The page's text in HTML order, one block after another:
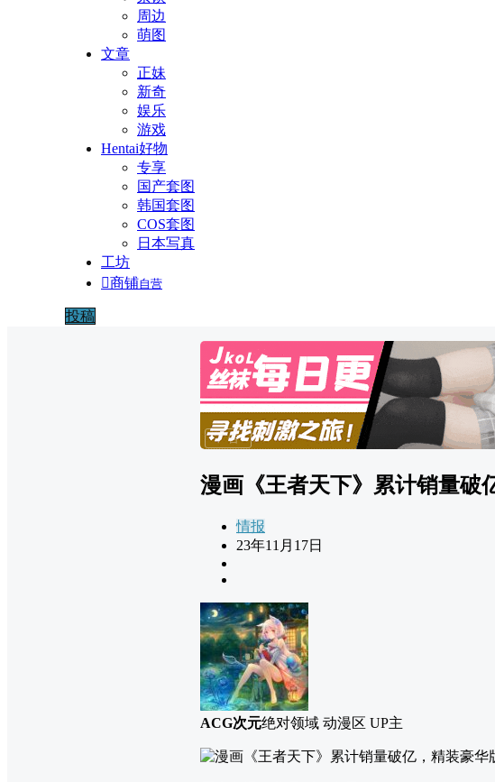
周边
萌图
文章
正妹
新奇
娱乐
游戏
Hentai好物
专享
国产套图
韩国套图
COS套图
日本写真
工坊
商铺自营
投稿
广告
漫画《王者天下》累计销量破
情报
23年11月17日
ACG次元绝对领域 动漫区 UP主